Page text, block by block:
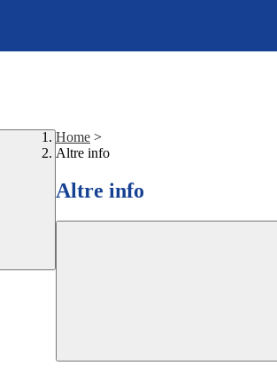
Home >
Altre info
Altre info